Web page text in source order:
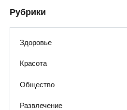
Рубрики
Здоровье
Красота
Общество
Развлечение